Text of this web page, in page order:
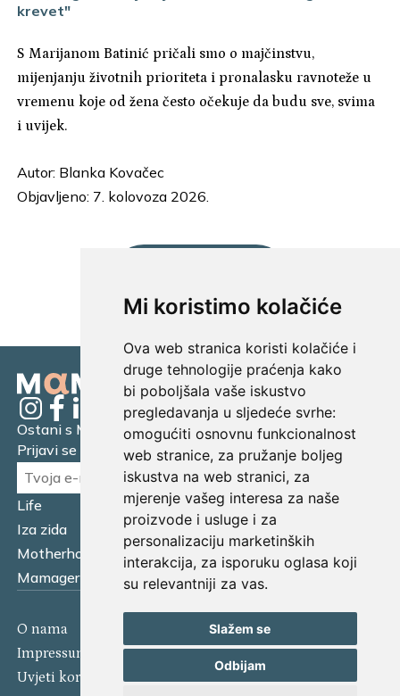
Mi koristimo kolačiće
Ova web stranica koristi kolačiće i
druge tehnologije praćenja kako
bi poboljšala vaše iskustvo
pregledavanja u sljedeće svrhe:
omogućiti osnovnu funkcionalnost
web stranice, za pružanje boljeg
iskustva na web stranici, za
mjerenje vašeg interesa za naše
proizvode i usluge i za
personalizaciju marketinških
interakcija, za isporuku oglasa koji
su relevantniji za vas.
Slažem se
Odbijam
krevet"
S Marijanom Batinić pričali smo o majčinstvu,
mijenjanju životnih prioriteta i pronalasku ravnoteže u
vremenu koje od žena često očekuje da budu sve, svima
i uvijek.
Autor: Blanka Kovačec
Objavljeno: 7. kolovoza 2026.
Life
Financijska pismenost
Iza zida
Business
Motherhood
Tatager
Mamager Intervju
Multitasking kitchen
Ostani s Mamagerom
Prijavi se na naš newsletter.
O nama
Kontakt
Impressum
Izjava o kolačićima
Uvjeti korištenja
Politika privatnosti